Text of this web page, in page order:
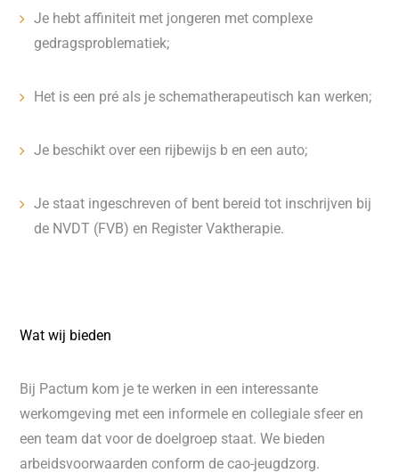
Je hebt affiniteit met jongeren met complexe
gedragsproblematiek;
Het is een pré als je schematherapeutisch kan werken;
Je beschikt over een rijbewijs b en een auto;
Je staat ingeschreven of bent bereid tot inschrijven bij
de NVDT (FVB) en Register Vaktherapie.
Wat wij bieden
Bij Pactum kom je te werken in een interessante
werkomgeving met een informele en collegiale sfeer en
een team dat voor de doelgroep staat. We bieden
arbeidsvoorwaarden conform de cao-jeugdzorg.